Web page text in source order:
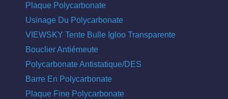
Plaque Polycarbonate
Usinage Du Polycarbonate
VIEWSKY Tente Bulle Igloo Transparente
Bouclier Antiémeute
Polycarbonate Antistatique/DES
Barre En Polycarbonate
Plaque Fine Polycarbonate